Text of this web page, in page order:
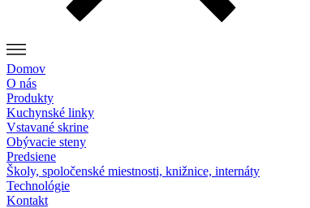
Domov
O nás
Produkty
Kuchynské linky
Vstavané skrine
Obývacie steny
Predsiene
Školy, spoločenské miestnosti, knižnice, internáty
Technológie
Kontakt